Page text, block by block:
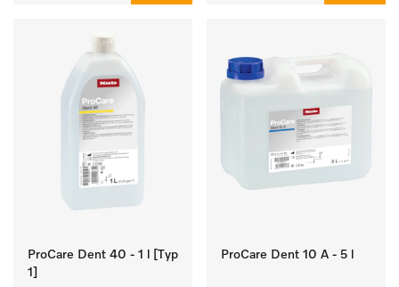
ProCare Dent 40 - 1 l [Typ
1]
ProCare Dent 10 A - 5 l